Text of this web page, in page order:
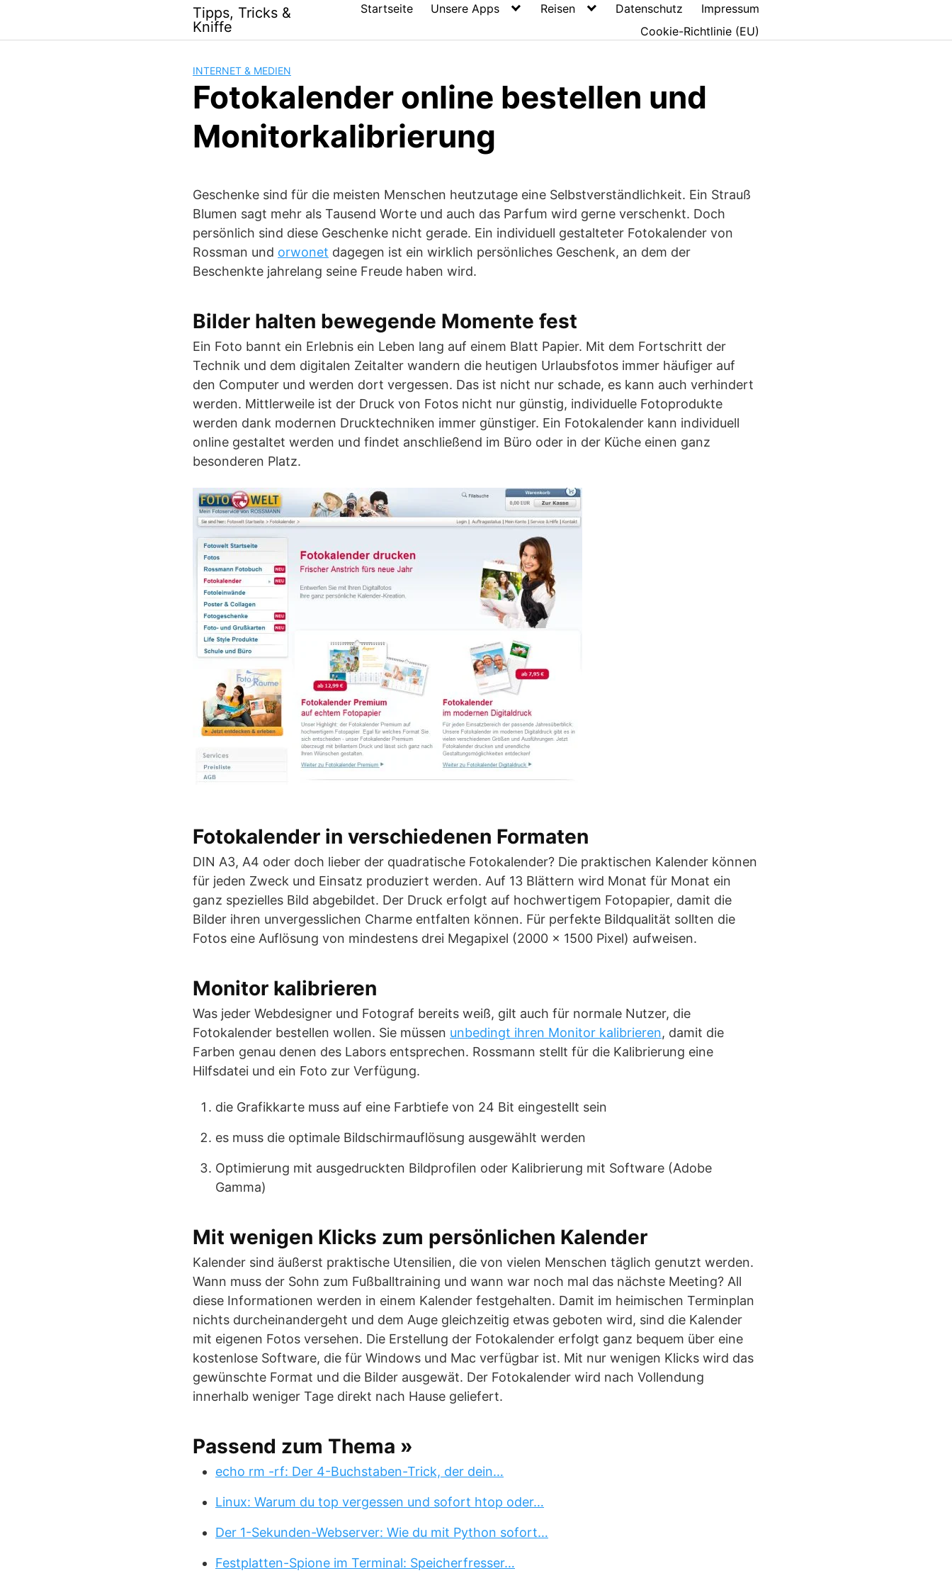
content
Tipps, Tricks &
Kniffe
Startseite Unsere Apps Reisen Datenschutz
Impressum
Cookie-Richtlinie (EU)
INTERNET & MEDIEN
Fotokalender online bestellen und
Monitorkalibrierung
Geschenke sind für die meisten Menschen heutzutage eine Selbstverständlichkeit. Ein Strauß
Blumen sagt mehr als Tausend Worte und auch das Parfum wird gerne verschenkt. Doch
persönlich sind diese Geschenke nicht gerade. Ein individuell gestalteter Fotokalender von
Rossman und orwonet dagegen ist ein wirklich persönliches Geschenk, an dem der
Beschenkte jahrelang seine Freude haben wird.
Bilder halten bewegende Momente fest
Ein Foto bannt ein Erlebnis ein Leben lang auf einem Blatt Papier. Mit dem Fortschritt der
Technik und dem digitalen Zeitalter wandern die heutigen Urlaubsfotos immer häufiger auf
den Computer und werden dort vergessen. Das ist nicht nur schade, es kann auch verhindert
werden. Mittlerweile ist der Druck von Fotos nicht nur günstig, individuelle Fotoprodukte
werden dank modernen Drucktechniken immer günstiger. Ein Fotokalender kann individuell
online gestaltet werden und findet anschließend im Büro oder in der Küche einen ganz
besonderen Platz.
Fotokalender in verschiedenen Formaten
DIN A3, A4 oder doch lieber der quadratische Fotokalender? Die praktischen Kalender können
für jeden Zweck und Einsatz produziert werden. Auf 13 Blättern wird Monat für Monat ein
ganz spezielles Bild abgebildet. Der Druck erfolgt auf hochwertigem Fotopapier, damit die
Bilder ihren unvergesslichen Charme entfalten können. Für perfekte Bildqualität sollten die
Fotos eine Auflösung von mindestens drei Megapixel (2000 x 1500 Pixel) aufweisen.
Monitor kalibrieren
Was jeder Webdesigner und Fotograf bereits weiß, gilt auch für normale Nutzer, die
Fotokalender bestellen wollen. Sie müssen unbedingt ihren Monitor kalibrieren, damit die
Farben genau denen des Labors entsprechen. Rossmann stellt für die Kalibrierung eine
Hilfsdatei und ein Foto zur Verfügung.
die Grafikkarte muss auf eine Farbtiefe von 24 Bit eingestellt sein
es muss die optimale Bildschirmauflösung ausgewählt werden
Optimierung mit ausgedruckten Bildprofilen oder Kalibrierung mit Software (Adobe
Gamma)
Mit wenigen Klicks zum persönlichen Kalender
Kalender sind äußerst praktische Utensilien, die von vielen Menschen täglich genutzt werden.
Wann muss der Sohn zum Fußballtraining und wann war noch mal das nächste Meeting? All
diese Informationen werden in einem Kalender festgehalten. Damit im heimischen Terminplan
nichts durcheinandergeht und dem Auge gleichzeitig etwas geboten wird, sind die Kalender
mit eigenen Fotos versehen. Die Erstellung der Fotokalender erfolgt ganz bequem über eine
kostenlose Software, die für Windows und Mac verfügbar ist. Mit nur wenigen Klicks wird das
gewünschte Format und die Bilder ausgewät. Der Fotokalender wird nach Vollendung
innerhalb weniger Tage direkt nach Hause geliefert.
Passend zum Thema »
echo rm -rf: Der 4-Buchstaben-Trick, der dein…
Linux: Warum du top vergessen und sofort htop oder…
Der 1-Sekunden-Webserver: Wie du mit Python sofort…
Festplatten-Spione im Terminal: Speicherfresser…